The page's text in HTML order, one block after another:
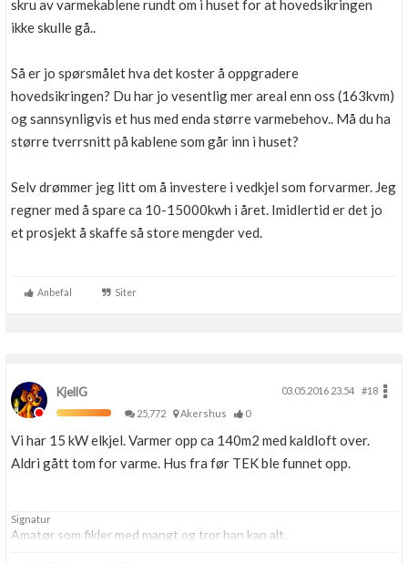
skru av varmekablene rundt om i huset for at hovedsikringen
ikke skulle gå..
Så er jo spørsmålet hva det koster å oppgradere
hovedsikringen? Du har jo vesentlig mer areal enn oss (163kvm)
og sannsynligvis et hus med enda større varmebehov.. Må du ha
større tverrsnitt på kablene som går inn i huset?
Selv drømmer jeg litt om å investere i vedkjel som forvarmer. Jeg
regner med å spare ca 10-15000kwh i året. Imidlertid er det jo
et prosjekt å skaffe så store mengder ved.
Anbefal Siter
KjellG 03.05.2016 23.54
#18
25,772
Akershus 0
Vi har 15 kW elkjel. Varmer opp ca 140m2 med kaldloft over.
Aldri gått tom for varme. Hus fra før TEK ble funnet opp.
Signatur
Amatør som fikler med mangt og tror han kan alt.